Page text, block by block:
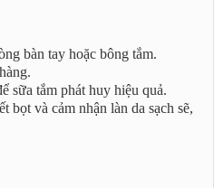
bàn tay hoặc bông tắm.
sữa tắm phát huy hiệu quả.
bọt và cảm nhận làn da sạch sẽ,